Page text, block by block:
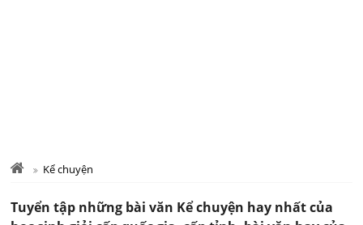
Kể chuyện
Tuyển tập những bài văn Kể chuyện hay nhất của